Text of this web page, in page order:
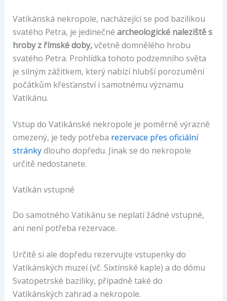
Vatikánská nekropole, nacházející se pod bazilikou
svatého Petra, je jedinečné archeologické naleziště s
hroby z římské doby,včetně domnělého hrobu
svatého Petra. Prohlídka tohoto podzemního světa
je silným zážitkem, který nabízí hlubší porozumění
počátkům křesťanství i samotnému významu
Vatikánu.
Vstup do Vatikánské nekropole je poměrně výrazně
omezený, je tedy potřeba rezervace přes oficiální
stránkydlouho dopředu. Jinak se do nekropole
určitě nedostanete.
Vatikán vstupné
Do samotného Vatikánu se neplatí žádné vstupné,
ani není potřeba rezervace.
Určitě si ale dopředu rezervujte vstupenky do
Vatikánských muzeí (vč. Sixtínské kaple) a do dómu
Svatopetrské baziliky, případně také do
Vatikánských zahrad a nekropole.